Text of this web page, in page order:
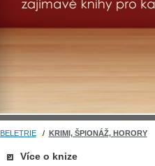
BELETRIE/ KRIMI, ŠPIONÁŽ, HORORY
Více o knize